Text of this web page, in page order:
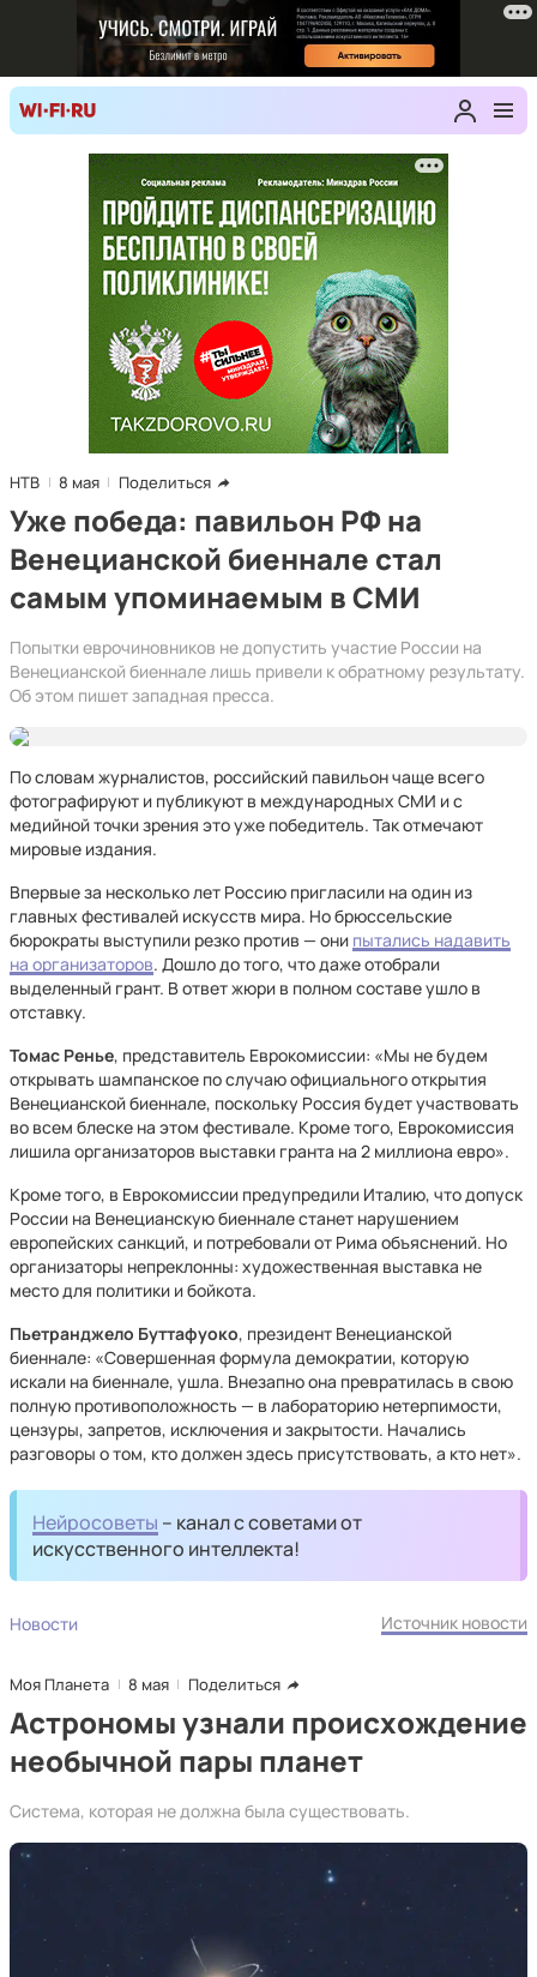
НТВ 8 мая Поделиться
Уже победа: павильон РФ на
Венецианской биеннале стал
самым упоминаемым в СМИ
Попытки еврочиновников не допустить участие России на
Венецианской биеннале лишь привели к обратному результату.
Об этом пишет западная пресса.
По словам журналистов, российский павильон чаще всего
фотографируют и публикуют в международных СМИ и с
медийной точки зрения это уже победитель. Так отмечают
мировые издания.
Впервые за несколько лет Россию пригласили на один из
главных фестивалей искусств мира. Но брюссельские
бюрократы выступили резко против — они пытались надавить
на организаторов. Дошло до того, что даже отобрали
выделенный грант. В ответ жюри в полном составе ушло в
отставку.
Томас Ренье, представитель Еврокомиссии: «Мы не будем
открывать шампанское по случаю официального открытия
Венецианской биеннале, поскольку Россия будет участвовать
во всем блеске на этом фестивале. Кроме того, Еврокомиссия
лишила организаторов выставки гранта на 2 миллиона евро».
Кроме того, в Еврокомиссии предупредили Италию, что допуск
России на Венецианскую биеннале станет нарушением
европейских санкций, и потребовали от Рима объяснений. Но
организаторы непреклонны: художественная выставка не
место для политики и бойкота.
Пьетранджело Буттафуоко, президент Венецианской
биеннале: «Совершенная формула демократии, которую
искали на биеннале, ушла. Внезапно она превратилась в свою
полную противоположность — в лабораторию нетерпимости,
цензуры, запретов, исключения и закрытости. Начались
разговоры о том, кто должен здесь присутствовать, а кто нет».
Нейросоветы – канал с советами от
искусственного интеллекта!
Новости Источник новости
Моя Планета 8 мая Поделиться
Астрономы узнали происхождение
необычной пары планет
Система, которая не должна была существовать.